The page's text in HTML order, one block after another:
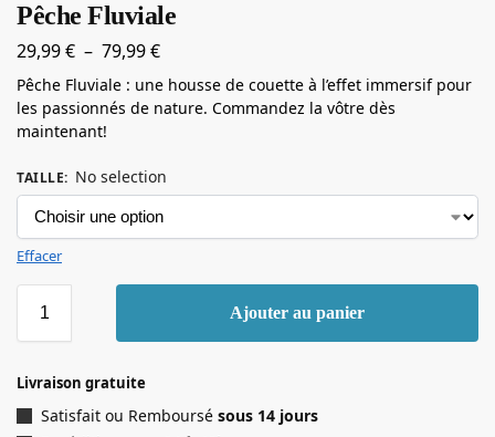
Pêche Fluviale
29,99€ – 79,99€
Pêche Fluviale : une housse de couette à l’effet immersif pour
les passionnés de nature. Commandez la vôtre dès
maintenant!
TAILLE: No selection
Effacer
Ajouter au panier
Livraison gratuite
Satisfait ou Remboursé sous 14 jours